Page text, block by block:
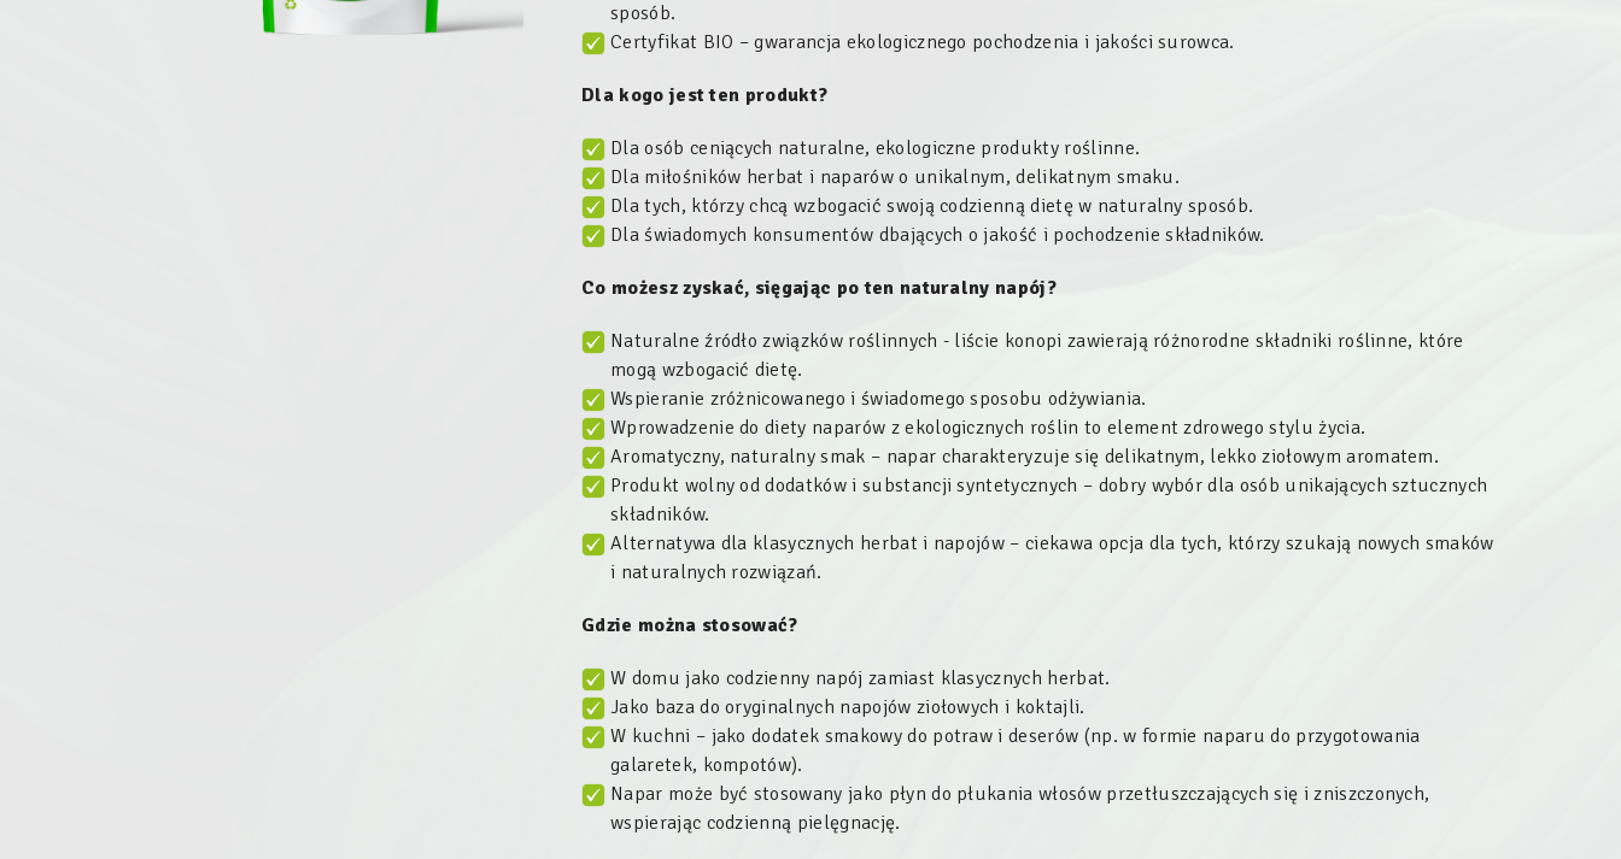
sposób.
Certyfikat BIO – gwarancja ekologicznego pochodzenia i jakości surowca.
Dla kogo jest ten produkt?
Dla osób ceniących naturalne, ekologiczne produkty roślinne.
Dla miłośników herbat i naparów o unikalnym, delikatnym smaku.
Dla tych, którzy chcą wzbogacić swoją codzienną dietę w naturalny sposób.
Dla świadomych konsumentów dbających o jakość i pochodzenie składników.
Co możesz zyskać, sięgając po ten naturalny napój?
Naturalne źródło związków roślinnych - liście konopi zawierają różnorodne składniki roślinne, które
mogą wzbogacić dietę.
Wspieranie zróżnicowanego i świadomego sposobu odżywiania.
Wprowadzenie do diety naparów z ekologicznych roślin to element zdrowego stylu życia.
Aromatyczny, naturalny smak – napar charakteryzuje się delikatnym, lekko ziołowym aromatem.
Produkt wolny od dodatków i substancji syntetycznych – dobry wybór dla osób unikających sztucznych
składników.
Alternatywa dla klasycznych herbat i napojów – ciekawa opcja dla tych, którzy szukają nowych smaków
i naturalnych rozwiązań.
Gdzie można stosować?
W domu jako codzienny napój zamiast klasycznych herbat.
Jako baza do oryginalnych napojów ziołowych i koktajli.
W kuchni – jako dodatek smakowy do potraw i deserów (np. w formie naparu do przygotowania
galaretek, kompotów).
Napar może być stosowany jako płyn do płukania włosów przetłuszczających się i zniszczonych,
wspierając codzienną pielęgnację.